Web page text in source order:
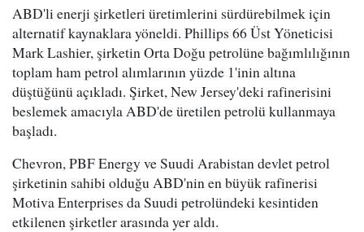
ABD'li enerji şirketleri üretimlerini sürdürebilmek için
alternatif kaynaklara yöneldi. Phillips 66 Üst Yöneticisi
Mark Lashier, şirketin Orta Doğu petrolüne bağımlılığının
toplam ham petrol alımlarının yüzde 1'inin altına
düştüğünü açıkladı. Şirket, New Jersey'deki rafinerisini
beslemek amacıyla ABD'de üretilen petrolü kullanmaya
başladı.
Chevron, PBF Energy ve Suudi Arabistan devlet petrol
şirketinin sahibi olduğu ABD'nin en büyük rafinerisi
Motiva Enterprises da Suudi petrolündeki kesintiden
etkilenen şirketler arasında yer aldı.